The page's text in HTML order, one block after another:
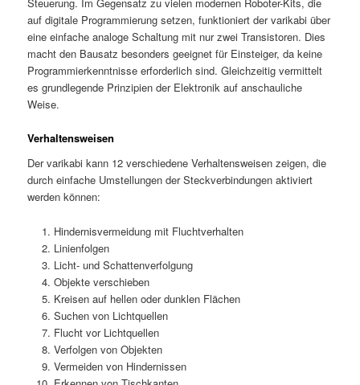
auf digitale Programmierung setzen, funktioniert der varikabi über
eine einfache analoge Schaltung mit nur zwei Transistoren. Dies
macht den Bausatz besonders geeignet für Einsteiger, da keine
Programmierkenntnisse erforderlich sind. Gleichzeitig vermittelt
es grundlegende Prinzipien der Elektronik auf anschauliche
Weise.
Verhaltensweisen
Der varikabi kann 12 verschiedene Verhaltensweisen zeigen, die
durch einfache Umstellungen der Steckverbindungen aktiviert
werden können:
Hindernisvermeidung mit Fluchtverhalten
Linienfolgen
Licht- und Schattenverfolgung
Objekte verschieben
Kreisen auf hellen oder dunklen Flächen
Suchen von Lichtquellen
Flucht vor Lichtquellen
Verfolgen von Objekten
Vermeiden von Hindernissen